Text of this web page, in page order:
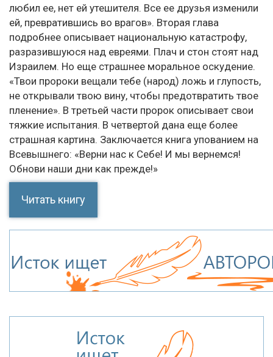
любил ее, нет ей утешителя. Все ее друзья изменили
ей, превратившись во врагов». Вторая глава
подробнее описывает национальную катастрофу,
разразившуюся над евреями. Плач и стон стоят над
Израилем. Но еще страшнее моральное оскудение.
«Твои пророки вещали тебе (народ) ложь и глупость,
не открывали твою вину, чтобы предотвратить твое
пленение». В третьей части пророк описывает свои
тяжкие испытания. В четвертой дана еще более
страшная картина. Заключается книга упованием на
Всевышнего: «Верни нас к Себе! И мы вернемся!
Обнови наши дни как прежде!»
Читать книгу